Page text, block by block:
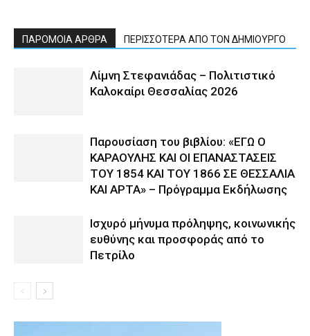
ΠΑΡΟΜΟΙΑ ΑΡΘΡΑ ΠΕΡΙΣΣΟΤΕΡΑ ΑΠΟ ΤΟΝ ΔΗΜΙΟΥΡΓΟ
Λίμνη Στεφανιάδας – Πολιτιστικό
Καλοκαίρι Θεσσαλίας 2026
Παρουσίαση του βιβλίου: «ΕΓΩ Ο
ΚΑΡΑΟΥΛΗΣ ΚΑΙ ΟΙ ΕΠΑΝΑΣΤΑΣΕΙΣ
ΤΟΥ 1854 ΚΑΙ ΤΟΥ 1866 ΣΕ ΘΕΣΣΑΛΙΑ
ΚΑΙ ΑΡΤΑ» – Πρόγραμμα Εκδήλωσης
Ισχυρό μήνυμα πρόληψης, κοινωνικής
ευθύνης και προσφοράς από το
Πετρίλο